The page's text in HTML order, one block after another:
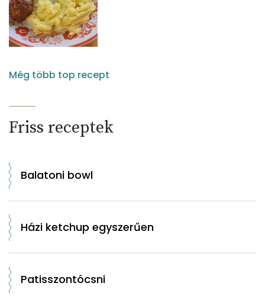
Még több top recept
Friss receptek
Balatoni bowl
Házi ketchup egyszerűen
Patisszontócsni